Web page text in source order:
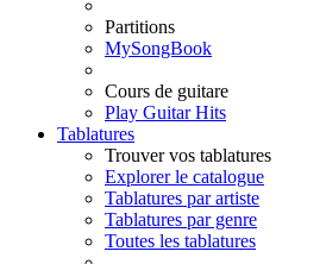
Partitions
MySongBook
Cours de guitare
Play Guitar Hits
Tablatures
Trouver vos tablatures
Explorer le catalogue
Tablatures par artiste
Tablatures par genre
Toutes les tablatures